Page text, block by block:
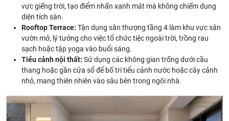
vực giếng trời, tạo điểm nhấn xanh mát mà không chiếm dụng
diện tích sàn.
Rooftop Terrace: Tận dụng sân thượng tầng 4 làm khu vực sân
vườn mở, lý tưởng cho việc tổ chức tiệc ngoài trời, trồng rau
sạch hoặc tập yoga vào buổi sáng.
Tiểu cảnh nội thất: Sử dụng các không gian trống dưới cầu
thang hoặc gần cửa sổ để bố trí tiểu cảnh nước hoặc cây cảnh
nhỏ, mang thiên nhiên vào sâu bên trong ngôi nhà.